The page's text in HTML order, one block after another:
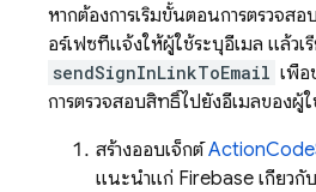
หากต้องการเริ่มขั้นตอนการตรวจส
อร์เฟซที่แจ้งให้ผู้ใช้ระบุอีเมล แล้วเ
sendSignInLinkToEmail เพื่อ
การตรวจสอบสิทธิ์ไปยังอีเมลของผู้
สร้างออบเจ็กต์
แนะนำแก่ Firebase เกี่ยวกั